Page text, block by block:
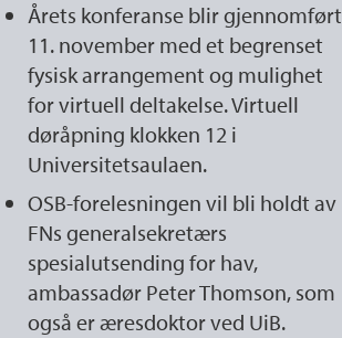
Årets konferanse blir gjennomført
11. november med et begrenset
fysisk arrangement og mulighet
for virtuell deltakelse. Virtuell
døråpning klokken 12 i
Universitetsaulaen.
OSB-forelesningen vil bli holdt av
FNs generalsekretærs
spesialutsending for hav,
ambassadør Peter Thomson, som
også er æresdoktor ved UiB.